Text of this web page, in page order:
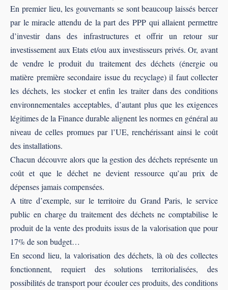
En premier lieu, les gouvernants se sont beaucoup laissés bercer
par le miracle attendu de la part des PPP qui allaient permettre
d’investir dans des infrastructures et oﬀrir un retour sur
investissement aux Etats et/ou aux investisseurs privés. Or, avant
de vendre le produit du traitement des déchets (énergie ou
matière première secondaire issue du recyclage) il faut collecter
les déchets, les stocker et enﬁn les traiter dans des conditions
environnementales acceptables, d’autant plus que les exigences
légitimes de la Finance durable alignent les normes en général au
niveau de celles promues par l’UE, renchérissant ainsi le coût
des installations.
Chacun découvre alors que la gestion des déchets représente un
coût et que le déchet ne devient ressource qu’au prix de
dépenses jamais compensées.
A titre d’exemple, sur le territoire du Grand Paris, le service
public en charge du traitement des déchets ne comptabilise le
produit de la vente des produits issus de la valorisation que pour
17% de son budget…
En second lieu, la valorisation des déchets, là où des collectes
fonctionnent, requiert des solutions territorialisées, des
possibilités de transport pour écouler ces produits, des conditions